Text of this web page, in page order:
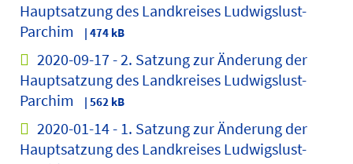
Hauptsatzung des Landkreises Ludwigslust-
Parchim
| 474 kB
2020-09-17 - 2. Satzung zur Änderung der
Hauptsatzung des Landkreises Ludwigslust-
Parchim
| 562 kB
2020-01-14 - 1. Satzung zur Änderung der
Hauptsatzung des Landkreises Ludwigslust-